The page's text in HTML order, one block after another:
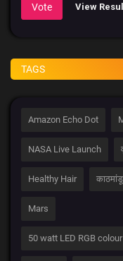
Vote View
TAGS
Amazon Echo Dot
NASA Live Launch
Healthy Hair काठमांडू
Mars
50 watt LED RGB